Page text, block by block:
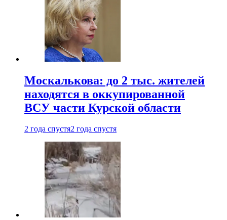
Москалькова: до 2 тыс. жителей
находятся в оккупированной
ВСУ части Курской области
2 года спустя2 года спустя